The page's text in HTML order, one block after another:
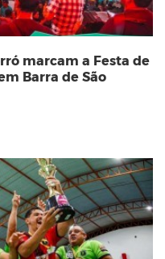
marcam a Festa de
Barra de São